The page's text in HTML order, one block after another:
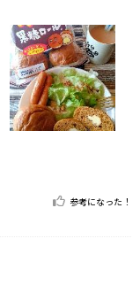
参考になった！